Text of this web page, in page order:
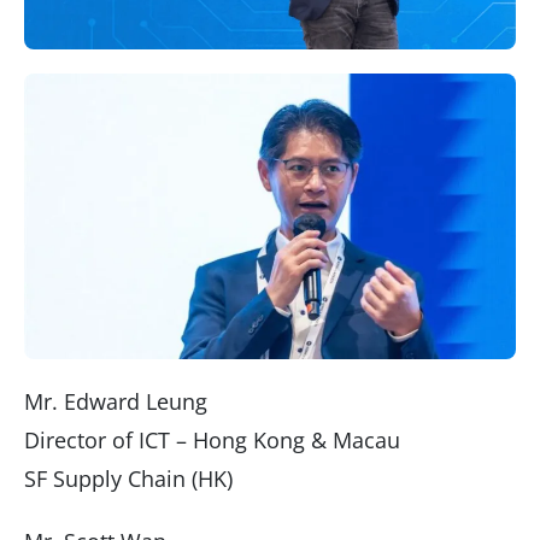
Mr. Edward Leung
Director of ICT – Hong Kong & Macau
SF Supply Chain (HK)